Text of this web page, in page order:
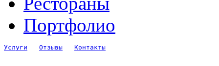
Портфолио
Услуги Отзывы Контакты